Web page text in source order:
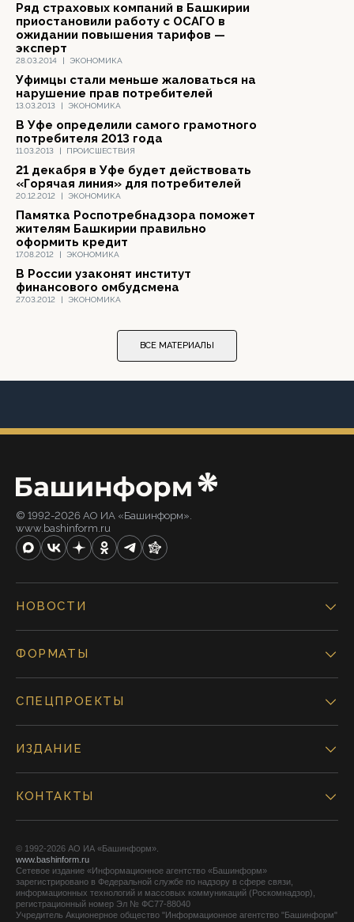
28.03.2014 | ЭКОНОМИКА
Ряд страховых компаний в Башкирии
приостановили работу с ОСАГО в
ожидании повышения тарифов —
эксперт
13.03.2013 | ЭКОНОМИКА
Уфимцы стали меньше жаловаться на
нарушение прав потребителей
11.03.2013 | ПРОИСШЕСТВИЯ
В Уфе определили самого грамотного
потребителя 2013 года
20.12.2012 | ЭКОНОМИКА
21 декабря в Уфе будет действовать
«Горячая линия» для потребителей
17.08.2012 | ЭКОНОМИКА
Памятка Роспотребнадзора поможет
жителям Башкирии правильно
оформить кредит
27.03.2012 | ЭКОНОМИКА
В России узаконят институт
финансового омбудсмена
ВСЕ МАТЕРИАЛЫ
© 1992-2026 АО ИА «Башинформ».
www.bashinform.ru
НОВОСТИ
ФОРМАТЫ
СПЕЦПРОЕКТЫ
ИЗДАНИЕ
КОНТАКТЫ
© 1992-2026 АО ИА «Башинформ».
www.bashinform.ru
Сетевое издание «Информационное агентство «Башинформ»
зарегистрировано в Федеральной службе по надзору в сфере связи,
информационных технологий и массовых коммуникаций (Роскомнадзор),
регистрационный номер Эл № ФС77-88040
Учредитель Акционерное общество "Информационное агентство "Башинформ"